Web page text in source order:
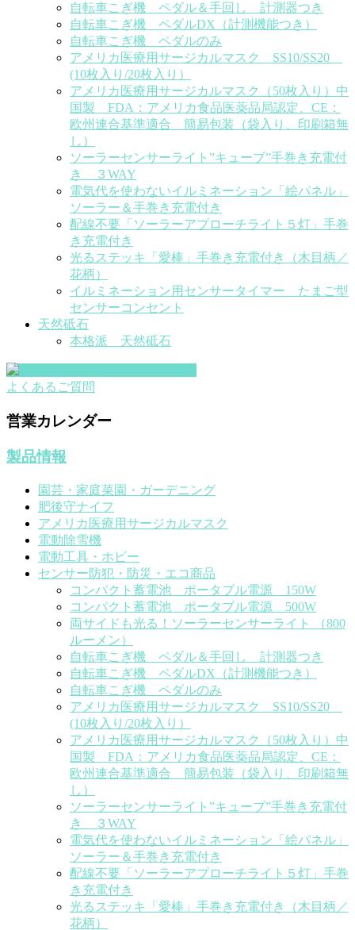
自転車こぎ機 ペダル＆手回し 計測器つき
自転車こぎ機 ペダルDX（計測機能つき）
自転車こぎ機 ペダルのみ
アメリカ医療用サージカルマスク SS10/SS20
(10枚入り/20枚入り）
アメリカ医療用サージカルマスク（50枚入り）中
国製 FDA：アメリカ食品医薬品局認定、CE：
欧州連合基準適合 簡易包装（袋入り、印刷箱無
し）
ソーラーセンサーライト”キューブ”手巻き充電付
き ３WAY
電気代を使わないイルミネーション「絵パネル」
ソーラー＆手巻き充電付き
配線不要「ソーラーアプローチライト５灯」手巻
き充電付き
光るステッキ「愛棒」手巻き充電付き（木目柄／
花柄）
イルミネーション用センサータイマー たまご型
センサーコンセント
天然砥石
本格派 天然砥石
よくあるご質問
営業カレンダー
製品情報
園芸・家庭菜園・ガーデニング
肥後守ナイフ
アメリカ医療用サージカルマスク
電動除雪機
電動工具・ホビー
センサー防犯・防災・エコ商品
コンパクト蓄電池 ポータブル電源 150W
コンパクト蓄電池 ポータブル電源 500W
両サイドも光る！ソーラーセンサーライト （800
ルーメン）
自転車こぎ機 ペダル＆手回し 計測器つき
自転車こぎ機 ペダルDX（計測機能つき）
自転車こぎ機 ペダルのみ
アメリカ医療用サージカルマスク SS10/SS20
(10枚入り/20枚入り）
アメリカ医療用サージカルマスク（50枚入り）中
国製 FDA：アメリカ食品医薬品局認定、CE：
欧州連合基準適合 簡易包装（袋入り、印刷箱無
し）
ソーラーセンサーライト”キューブ”手巻き充電付
き ３WAY
電気代を使わないイルミネーション「絵パネル」
ソーラー＆手巻き充電付き
配線不要「ソーラーアプローチライト５灯」手巻
き充電付き
光るステッキ「愛棒」手巻き充電付き（木目柄／
花柄）